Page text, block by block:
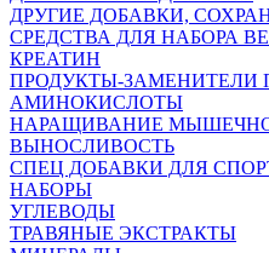
ДРУГИЕ ДОБАВКИ,
СРЕДСТВА ДЛЯ НАБОРА
КРЕАТИН
ПРОДУКТЫ-ЗАМЕНИТЕЛИ
АМИНОКИСЛОТЫ
НАРАЩИВАНИЕ
ВЫНОСЛИВОСТЬ
СПЕЦ ДОБАВКИ ДЛЯ
НАБОРЫ
УГЛЕВОДЫ
ТРАВЯНЫЕ ЭКСТРАКТЫ